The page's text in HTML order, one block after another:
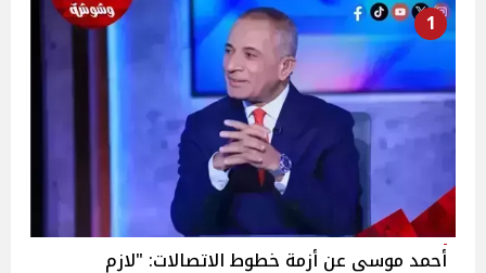
1
أحمد موسى عن أزمة خطوط الاتصالات: "لازم